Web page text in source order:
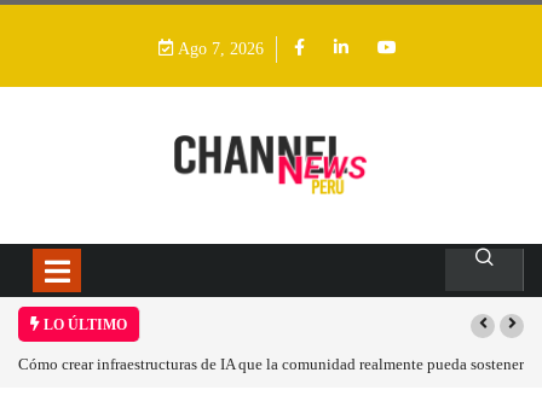
Ago 7, 2026
LO ÚLTIMO
de IA que la comunidad realmente pueda sostenerLas tarjetas